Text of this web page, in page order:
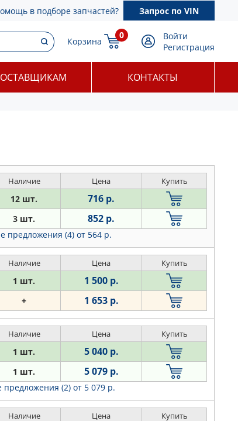
в подборе запчастей? Запрос по VIN
Корзина
0
Войти
Регистрация
КОНТАКТЫ
Наличие Цена Купить
12 шт. 716 р.
3 шт. 852 р.
предложения (4) от 564 р.
Наличие Цена Купить
1 шт. 1 500 р.
+ 1 653 р.
Наличие Цена Купить
1 шт. 5 040 р.
1 шт. 5 079 р.
предложения (2) от 5 079 р.
Наличие Цена Купить